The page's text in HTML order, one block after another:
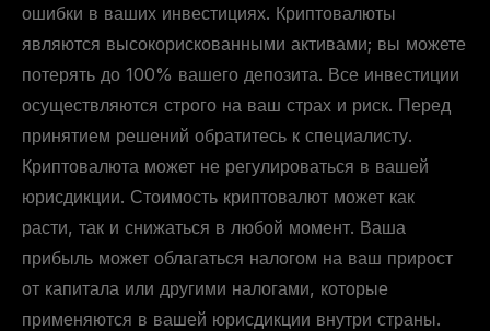
ошибки в ваших инвестициях. Криптовалюты
являются высокорискованными активами; вы можете
потерять до 100% вашего депозита. Все инвестиции
осуществляются строго на ваш страх и риск. Перед
принятием решений обратитесь к специалисту.
Криптовалюта может не регулироваться в вашей
юрисдикции. Стоимость криптовалют может как
расти, так и снижаться в любой момент. Ваша
прибыль может облагаться налогом на ваш прирост
от капитала или другими налогами, которые
применяются в вашей юрисдикции внутри страны.